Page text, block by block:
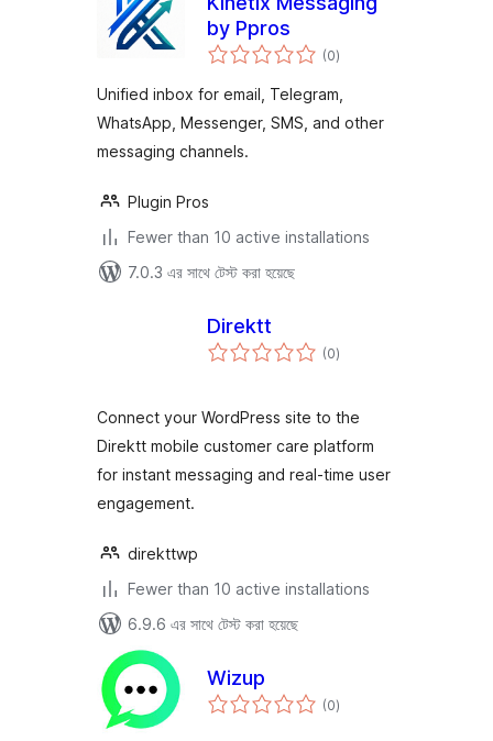
by Ppros
(0total
ratings
)
Unified inbox for email, Telegram,
WhatsApp, Messenger, SMS, and other
messaging channels.
Plugin Pros
Fewer than 10 active installations
7.0.3 এর সাথে টেস্ট করা হয়েছে
Direktt
(0total
ratings
)
Connect your WordPress site to the
Direktt mobile customer care platform
for instant messaging and real-time user
engagement.
direkttwp
Fewer than 10 active installations
6.9.6 এর সাথে টেস্ট করা হয়েছে
Wizup
(0total
ratings
)